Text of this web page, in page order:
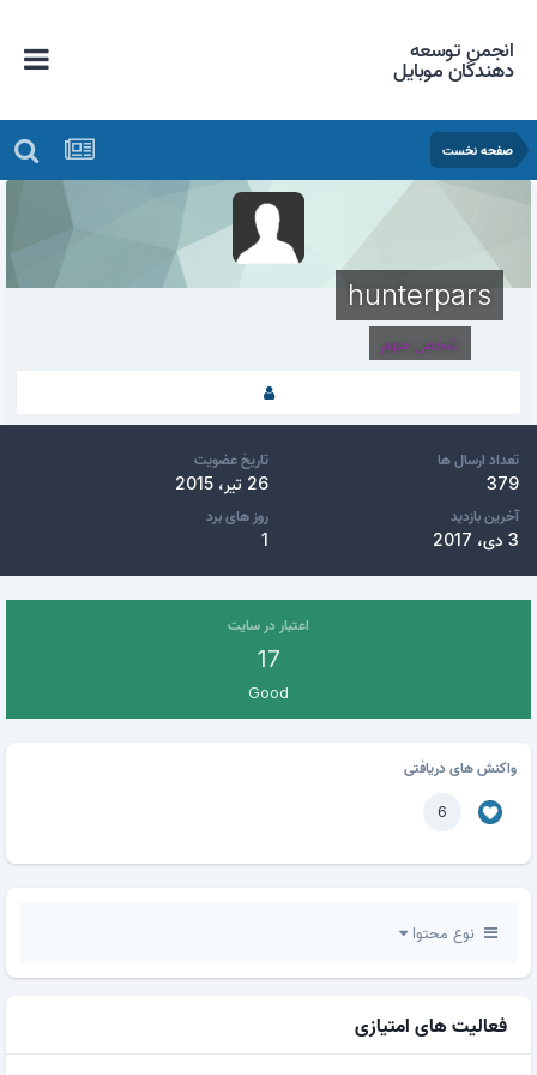
انجمن توسعه
دهندگان موبایل
صفحه نخست
hunterpars
شخص مهم
تعداد ارسال ها
379
تاریخ عضویت
26 تیر، 2015
آخرین بازدید
3 دی، 2017
روز های برد
اعتبار در سایت
17
Good
واکنش های دریافتی
6
نوع محتوا
فعالیت های امتیازی